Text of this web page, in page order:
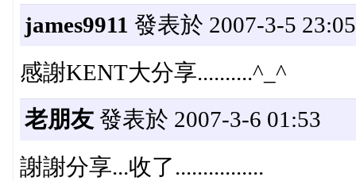
james9911 發表於 2007-3-5 23:05
感謝KENT大分享..........^_^
老朋友發表於 2007-3-6 01:53
謝謝分享...收了................